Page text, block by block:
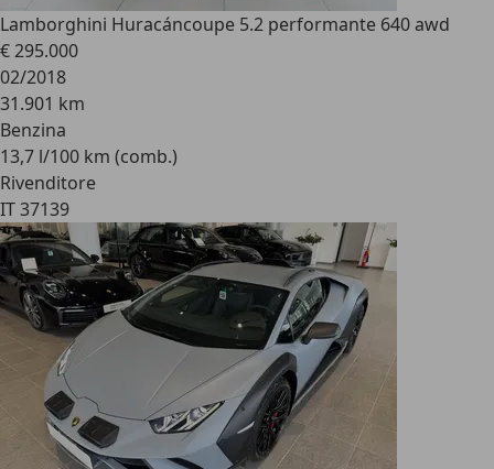
Lamborghini Huracáncoupe 5.2 performante 640 awd
€ 295.000
02/2018
31.901 km
Benzina
13,7 l/100 km (comb.)
Rivenditore
IT 37139